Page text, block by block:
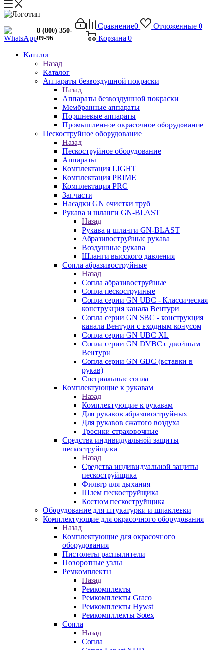
Сравнение0 Отложенные 0
Корзина 0
8 (800) 350-
09-96
Каталог
Назад
Каталог
Аппараты безвоздушной покраски
Назад
Аппараты безвоздушной покраски
Мембранные аппараты
Поршневые аппараты
Промышленное окрасочное оборудование
Пескоструйное оборудование
Назад
Пескоструйное оборудование
Аппараты
Комплектация LIGHT
Комплектация PRIME
Комплектация PRO
Запчасти
Насадки GN очистки труб
Рукава и шланги GN-BLAST
Назад
Рукава и шланги GN-BLAST
Абразивоструйные рукава
Воздушные рукава
Шланги высокого давления
Сопла абразивоструйные
Назад
Сопла абразивоструйные
Сопла пескоструйные
Сопла серии GN UBC - Классическая
конструкция канала Вентури
Сопла серии GN SBC - конструкция
канала Вентури c входным конусом
Сопла серии GN UBC XL
Сопла серии GN DVBC с двойным
Вентури
Сопла серии GN GBC (вставки в
рукав)
Специальные сопла
Комплектующие к рукавам
Назад
Комплектующие к рукавам
Для рукавов абразивоструйных
Для рукавов сжатого воздуха
Тросики страховочные
Средства индивидуальной защиты
пескоструйщика
Назад
Средства индивидуальной защиты
пескоструйщика
Фильтр для дыхания
Шлем пескоструйщика
Костюм пескоструйщика
Оборудование для штукатурки и шпаклевки
Комплектующие для окрасочного оборудования
Назад
Комплектующие для окрасочного
оборудования
Пистолеты распылители
Поворотные узлы
Ремкомплекты
Назад
Ремкомплекты
Ремкомплекты Graco
Ремкомплекты Hywst
Ремкомпллекты Sotex
Сопла
Назад
Сопла